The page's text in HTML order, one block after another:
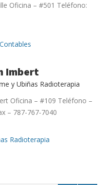
Oficina – #501 Teléfono:
Imbert
y Ubiñas Radioterapia
Oficina – #109 Teléfono –
– 787-767-7040
Radioterapia